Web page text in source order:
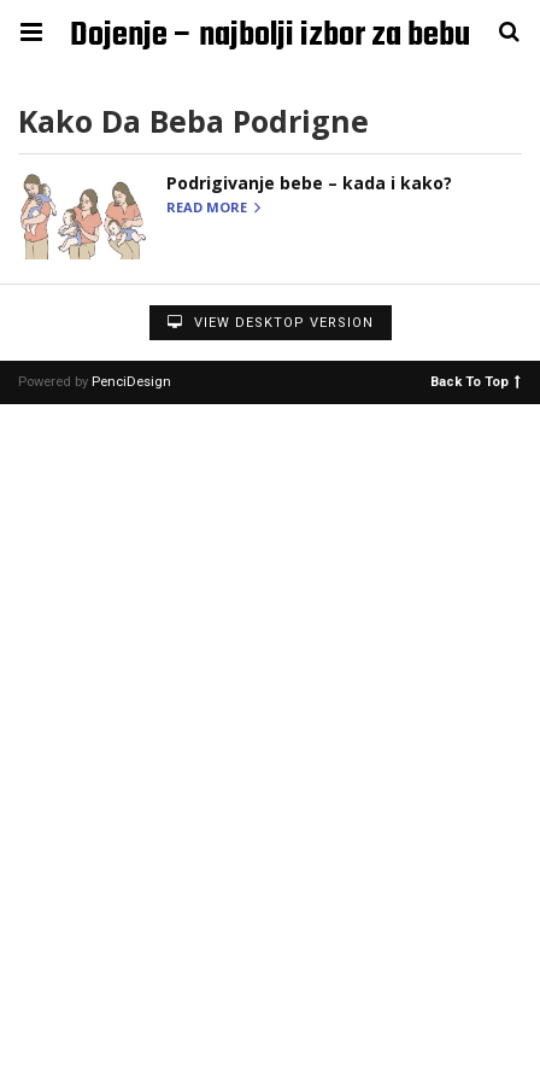
Dojenje – najbolji izbor za bebu
Kako Da Beba Podrigne
Podrigivanje bebe – kada i kako?
READ MORE
VIEW DESKTOP VERSION
Powered by PenciDesign Back To Top